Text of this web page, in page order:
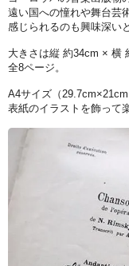
遠い国への憧れや舞台芸
感じられるのも興味深い
大きさは縦 約34cm × 横
全8ページ。
A4サイズ（29.7cm×21cm
表紙のイラストを飾って